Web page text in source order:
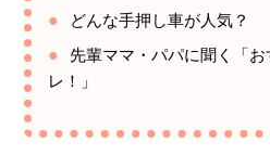
どんな手押し車が人気？
先輩ママ・パパに聞く「
レ！」